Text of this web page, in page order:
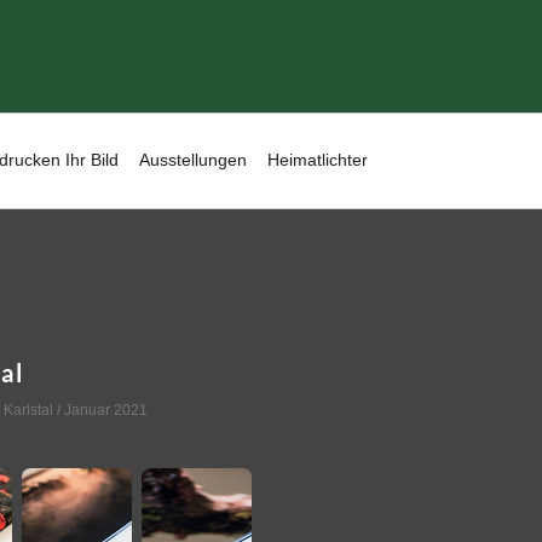
Ihr Bild Ausstellungen Heimatlichter
Karlstal / Januar 2021